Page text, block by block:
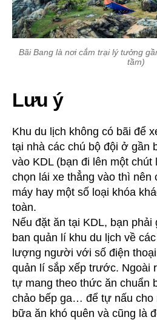
Bãi Bang là nơi cắm trại lý tưởng
tầm)
Lưu ý
Khu du lịch không có bãi để
tại nhà các chú bộ đội ở gần
vào KDL (bạn đi lên một chút
chọn lái xe thẳng vào thì nên
máy hay một số loại khóa
toàn.
Nếu đặt ăn tại KDL, bạn
ban quản lí khu du lịch về
lượng người với số điện
quản lí sắp xếp trước. Ngoài
tự mang theo thức ăn chuẩn
chảo bếp ga… để tự nấu cho
bữa ăn khó quên và cũng là